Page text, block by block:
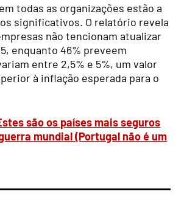
todas as organizações estão a
significativos. O relatório revela
não tencionam atualizar
enquanto 46% preveem
entre 2,5% e 5%, um valor
à inflação esperada para o
são os países mais seguros
mundial (Portugal não é um